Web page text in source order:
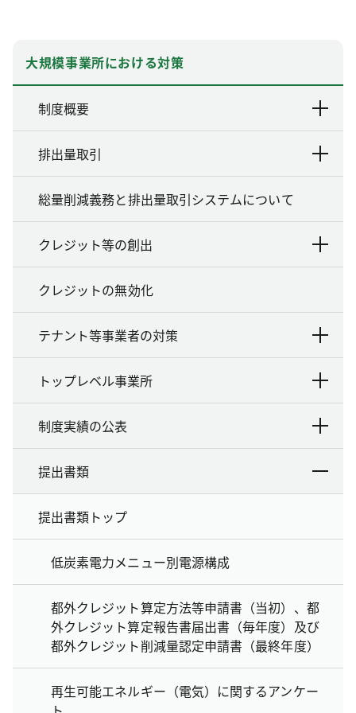
大規模事業所における対策
制度概要
排出量取引
総量削減義務と排出量取引システムについて
クレジット等の創出
クレジットの無効化
テナント等事業者の対策
トップレベル事業所
制度実績の公表
提出書類
提出書類トップ
低炭素電力メニュー別電源構成
都外クレジット算定方法等申請書（当初）、都
外クレジット算定報告書届出書（毎年度）及び
都外クレジット削減量認定申請書（最終年度）
再生可能エネルギー（電気）に関するアンケー